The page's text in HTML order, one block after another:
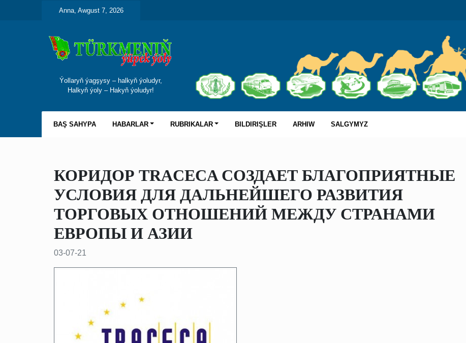
Anna, Awgust 7, 2026
Ýollaryň ýagşysy – halkyň ýoludyr,
Halkyň ýoly – Hakyň ýoludyr!
BAŞ SAHYPA HABARLAR RUBRIKALAR BILDIRIŞLER ARHIW SALGYMYZ
КОРИДОР TRACECA СОЗДАЕТ БЛАГОПРИЯТНЫЕ
УСЛОВИЯ ДЛЯ ДАЛЬНЕЙШЕГО РАЗВИТИЯ
ТОРГОВЫХ ОТНОШЕНИЙ МЕЖДУ СТРАНАМИ
ЕВРОПЫ И АЗИИ
03-07-21